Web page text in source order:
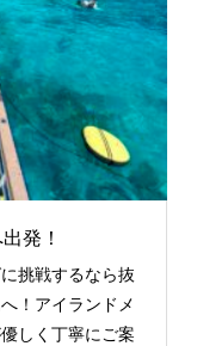
発！
挑戦するなら抜
！アイランドメ
しく丁寧にご案